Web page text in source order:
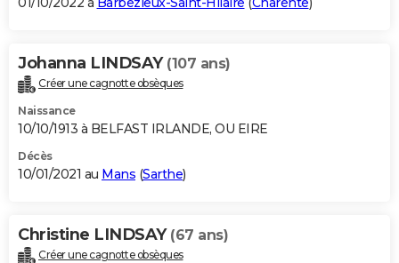
Johanna LINDSAY (107 ans)
Créer une cagnotte obsèques
Naissance
10/10/1913 à BELFAST IRLANDE, OU EIRE
Décès
10/01/2021 au Mans (Sarthe)
Christine LINDSAY (67 ans)
Créer une cagnotte obsèques